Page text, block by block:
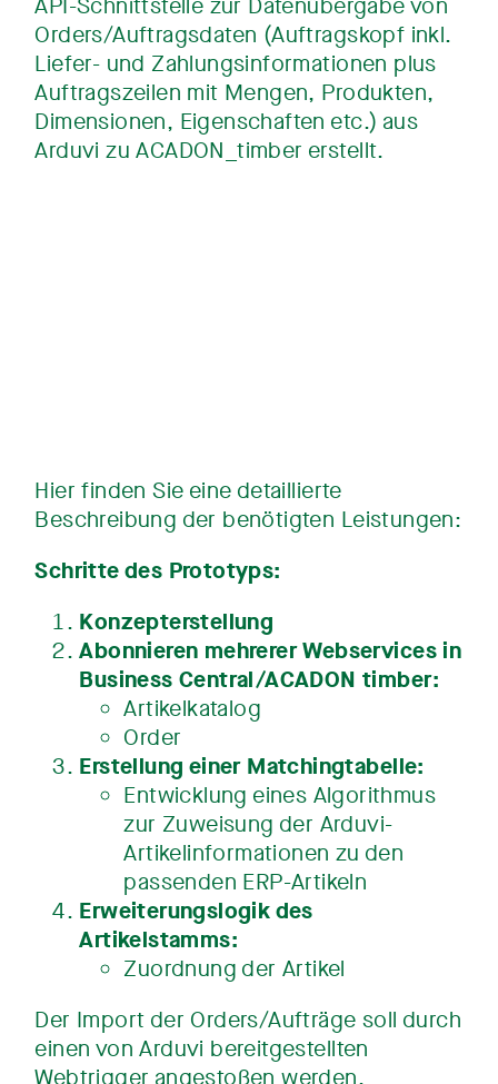
API-Schnittstelle zur Datenübergabe von
Orders/Auftragsdaten (Auftragskopf inkl.
Liefer- und Zahlungsinformationen plus
Auftragszeilen mit Mengen, Produkten,
Dimensionen, Eigenschaften etc.) aus
Arduvi zu ACADON_timber erstellt.
Hier finden Sie eine detaillierte
Beschreibung der benötigten Leistungen:
Schritte des Prototyps:
Konzepterstellung
Abonnieren mehrerer Webservices in
Business Central/ACADON timber:
Artikelkatalog
Order
Erstellung einer Matchingtabelle:
Entwicklung eines Algorithmus
zur Zuweisung der Arduvi-
Artikelinformationen zu den
passenden ERP-Artikeln
Erweiterungslogik des
Artikelstamms:
Zuordnung der Artikel
Der Import der Orders/Aufträge soll durch
einen von Arduvi bereitgestellten
Webtrigger angestoßen werden.